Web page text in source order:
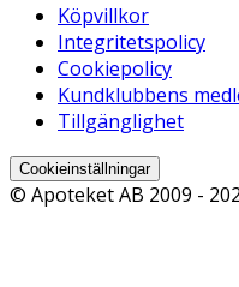
Köpvillkor
Integritetspolicy
Cookiepolicy
Kundklubbens
Tillgänglighet
Cookieinställningar
© Apoteket AB 2009 -